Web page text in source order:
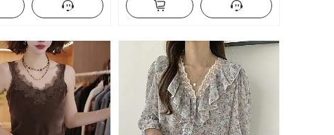
de Gala Saia
Antivazamento Shorts Plissado Saia
média Feminino